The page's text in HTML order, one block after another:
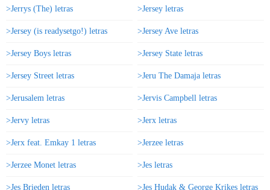
>Jerrys (The) letras >Jersey letras
>Jersey (is readysetgo!) letras >Jersey Ave letras
>Jersey Boys letras >Jersey State letras
>Jersey Street letras >Jeru The Damaja letras
>Jerusalem letras >Jervis Campbell letras
>Jervy letras >Jerx letras
>Jerx feat. Emkay 1 letras >Jerzee letras
>Jerzee Monet letras >Jes letras
>Jes Brieden letras >Jes Hudak & George Krikes letras